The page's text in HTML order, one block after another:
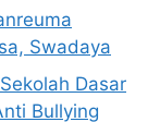
Swadaya
Dasar
Bullying